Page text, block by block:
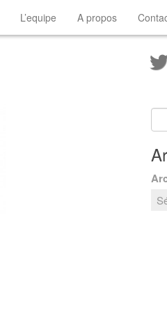
L’equipe A propos